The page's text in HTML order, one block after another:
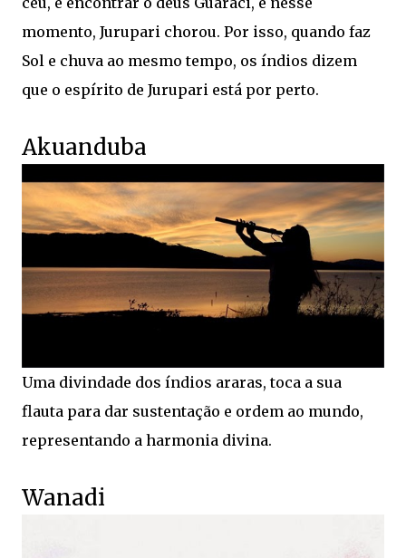
momento, Jurupari chorou. Por isso, quando faz
Sol e chuva ao mesmo tempo, os índios dizem
que o espírito de Jurupari está por perto.
Akuanduba
Uma divindade dos índios araras, toca a sua
flauta para dar sustentação e ordem ao mundo,
representando a harmonia divina.
Wanadi